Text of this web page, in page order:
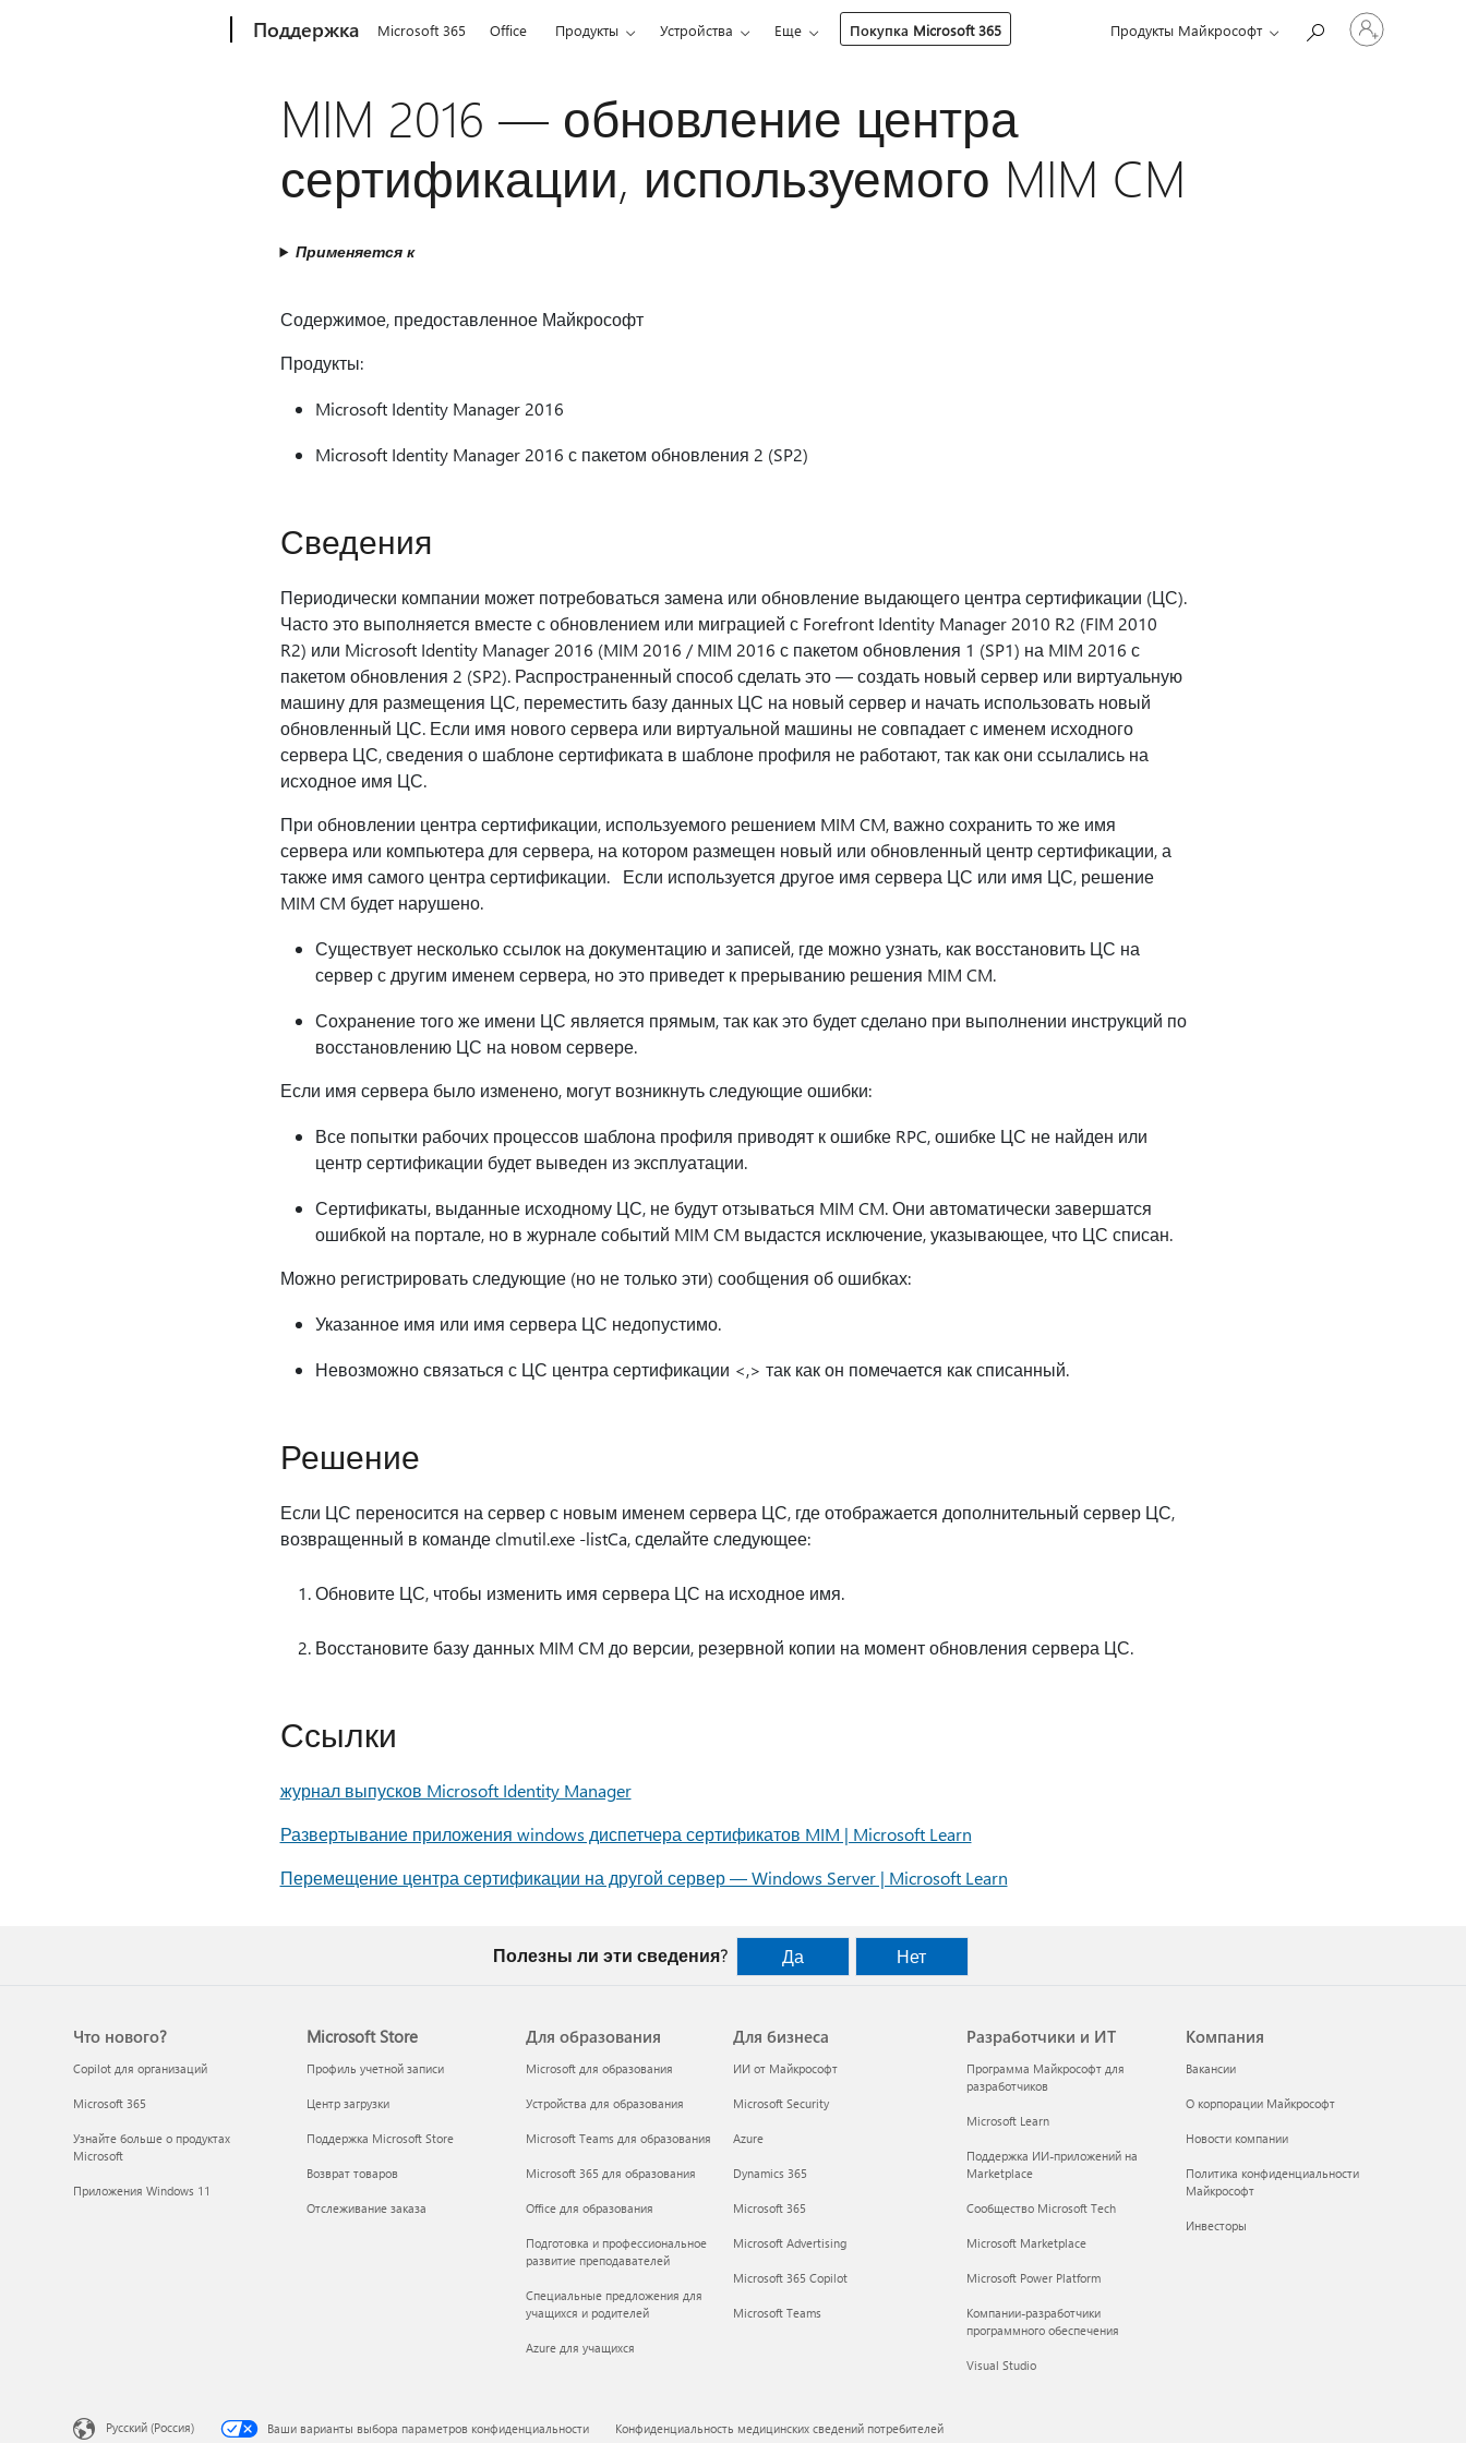
Поддержка Microsoft 365 Office Продукты Устройства Еще Покупка Microsoft 365 Продукты Майкрософт
Войдите
учетную
MIM 2016 — обновление центра
сертификации, используемого MIM CM
Применяется к
Содержимое, предоставленное Майкрософт
Продукты:
Microsoft Identity Manager 2016
Microsoft Identity Manager 2016 с пакетом обновления 2 (SP2)
Сведения
Периодически компании может потребоваться замена или обновление выдающего центра сертификации (ЦС).
Часто это выполняется вместе с обновлением или миграцией с Forefront Identity Manager 2010 R2 (FIM 2010
R2) или Microsoft Identity Manager 2016 (MIM 2016 / MIM 2016 с пакетом обновления 1 (SP1) на MIM 2016 с
пакетом обновления 2 (SP2). Распространенный способ сделать это — создать новый сервер или виртуальную
машину для размещения ЦС, переместить базу данных ЦС на новый сервер и начать использовать новый
обновленный ЦС. Если имя нового сервера или виртуальной машины не совпадает с именем исходного
сервера ЦС, сведения о шаблоне сертификата в шаблоне профиля не работают, так как они ссылались на
исходное имя ЦС.
При обновлении центра сертификации, используемого решением MIM CM, важно сохранить то же имя
сервера или компьютера для сервера, на котором размещен новый или обновленный центр сертификации, а
также имя самого центра сертификации. Если используется другое имя сервера ЦС или имя ЦС, решение
MIM CM будет нарушено.
Существует несколько ссылок на документацию и записей, где можно узнать, как восстановить ЦС на
сервер с другим именем сервера, но это приведет к прерыванию решения MIM CM.
Сохранение того же имени ЦС является прямым, так как это будет сделано при выполнении инструкций по
восстановлению ЦС на новом сервере.
Если имя сервера было изменено, могут возникнуть следующие ошибки:
Все попытки рабочих процессов шаблона профиля приводят к ошибке RPC, ошибке ЦС не найден или
центр сертификации будет выведен из эксплуатации.
Сертификаты, выданные исходному ЦС, не будут отзываться MIM CM. Они автоматически завершатся
ошибкой на портале, но в журнале событий MIM CM выдастся исключение, указывающее, что ЦС списан.
Можно регистрировать следующие (но не только эти) сообщения об ошибках:
Указанное имя или имя сервера ЦС недопустимо.
Невозможно связаться с ЦС центра сертификации <,> так как он помечается как списанный.
Решение
Если ЦС переносится на сервер с новым именем сервера ЦС, где отображается дополнительный сервер ЦС,
возвращенный в команде clmutil.exe -listCa, сделайте следующее:
Обновите ЦС, чтобы изменить имя сервера ЦС на исходное имя.
Восстановите базу данных MIM CM до версии, резервной копии на момент обновления сервера ЦС.
Ссылки
журнал выпусков Microsoft Identity Manager
Развертывание приложения windows диспетчера сертификатов MIM | Microsoft Learn
Перемещение центра сертификации на другой сервер — Windows Server | Microsoft Learn
Полезны ли эти сведения? Да Нет
Что нового?
Copilot для организаций
Microsoft 365
Узнайте больше о продуктах
Microsoft
Приложения Windows 11
Microsoft Store
Профиль учетной записи
Центр загрузки
Поддержка Microsoft Store
Возврат товаров
Отслеживание заказа
Для образования
Microsoft для образования
Устройства для образования
Microsoft Teams для образования
Microsoft 365 для образования
Office для образования
Подготовка и профессиональное
развитие преподавателей
Специальные предложения для
учащихся и родителей
Azure для учащихся
Для бизнеса
ИИ от Майкрософт
Microsoft Security
Azure
Dynamics 365
Microsoft 365
Microsoft Advertising
Microsoft 365 Copilot
Microsoft Teams
Разработчики и ИТ
Программа Майкрософт для
разработчиков
Microsoft Learn
Поддержка ИИ-приложений на
Marketplace
Сообщество Microsoft Tech
Microsoft Marketplace
Microsoft Power Platform
Компании-разработчики
программного обеспечения
Visual Studio
Компания
Вакансии
О корпорации Майкрософт
Новости компании
Политика конфиденциальности
Майкрософт
Инвесторы
Русский (Россия) Ваши варианты выбора параметров конфиденциальности Конфиденциальность медицинских сведений потребителей